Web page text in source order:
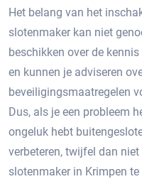
Het belang van het
slotenmaker kan niet
beschikken over de
en kunnen je adviseren
beveiligingsmaatregelen
Dus, als je een probleem
ongeluk hebt
verbeteren, twijfel dan
slotenmaker in Krimpen